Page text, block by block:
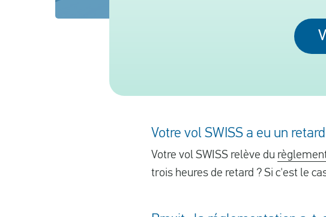
Votre vol SWISS a eu un
Votre vol SWISS relève du
trois heures de retard ? Si c'est le